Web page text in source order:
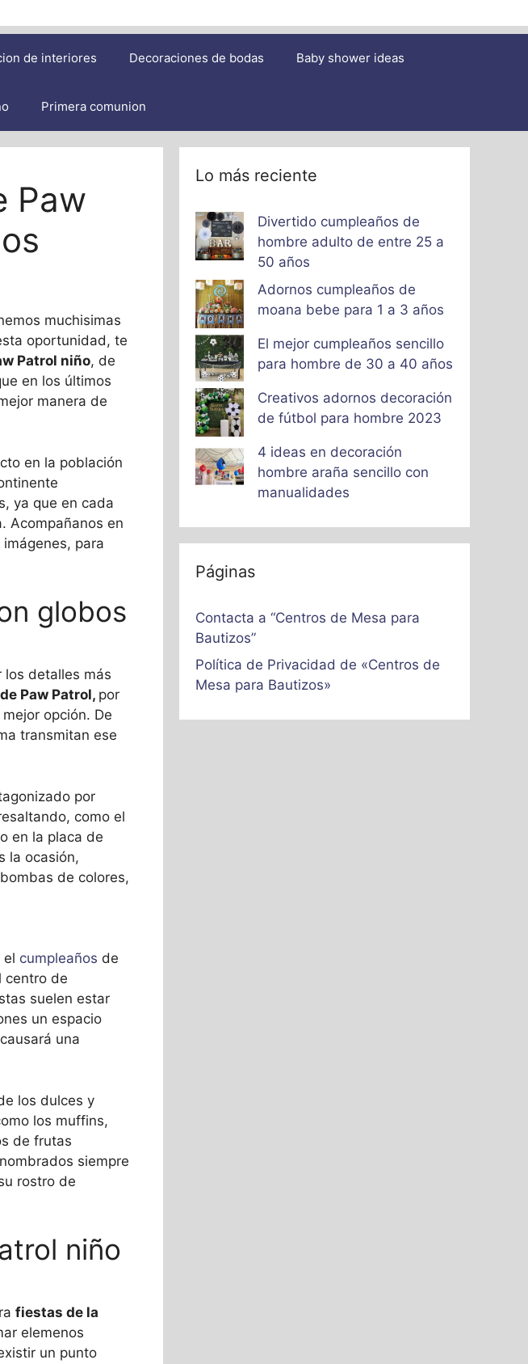
de interiores Decoraciones de bodas Baby shower ideas
Primera comunion
Paw
muchisimas
oportunidad, te
Patrol niño, de
en los últimos
manera de
en la población
ya que en cada
Acompañanos en
para
globos
los detalles más
Paw Patrol, por
opción. De
transmitan ese
por
como el
en la placa de
la ocasión,
de colores,
el cumpleaños de
centro de
suelen estar
un espacio
una
los dulces y
los muffins,
de frutas
siempre
rostro de
niño
fiestas de la
elemenos
un punto
Lo más reciente
Divertido cumpleaños de
hombre adulto de entre 25 a
50 años
Adornos cumpleaños de
moana bebe para 1 a 3 años
El mejor cumpleaños sencillo
para hombre de 30 a 40 años
Creativos adornos decoración
de fútbol para hombre 2023
4 ideas en decoración
hombre araña sencillo con
manualidades
Páginas
Contacta a “Centros de Mesa para
Bautizos”
Política de Privacidad de «Centros de
Mesa para Bautizos»